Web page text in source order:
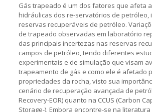
Gás trapeado é um dos fatores que afeta
hidráulicas dos re-servatórios de petróleo,
reservas recuperáveis de petróleo.
de trapeado observadas em laboratório
das principais incertezas nas reservas
campos de petróleo, tendo diferentes
experimentais e de simulação que visam
trapeamento de gás e como ele é afetado
propriedades da rocha, visto sua
cenário de recuperação avançada de
Recovery-EOR) quanto na CCUS (Carbon
Storage-). Embora encontre-se na